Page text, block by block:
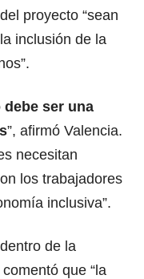
proyecto “sean
inclusión de la
ser una
”, afirmó Valencia.
necesitan
los trabajadores
inclusiva”.
de la
que “la